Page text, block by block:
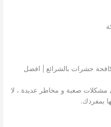
حشرات بالشرائع | افضل
مشكلات صعبة و مخاطر عديدة ، لا
بمفردك.